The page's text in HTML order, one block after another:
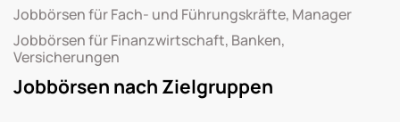
Jobbörsen für Fach- und Führungskräfte, Manager
Jobbörsen für Finanzwirtschaft, Banken,
Versicherungen
Jobbörsen nach Zielgruppen